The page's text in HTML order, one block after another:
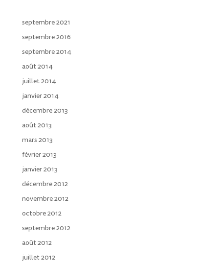
septembre 2021
septembre 2016
septembre 2014
août 2014
juillet 2014
janvier 2014
décembre 2013
août 2013
mars 2013
février 2013
janvier 2013
décembre 2012
novembre 2012
octobre 2012
septembre 2012
août 2012
juillet 2012